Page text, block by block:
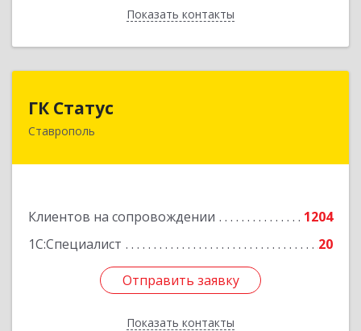
Показать контакты
Назад
ГК Статус
Ставрополь
Клиентов на сопровождении
1204
1С:Специалист
20
Отправить заявку
Показать контакты
355002, Ставропольский край, Ставрополь г,
Отправить заявку
Назад